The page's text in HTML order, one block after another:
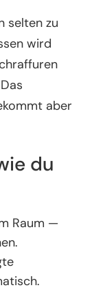
selten zu
wird
aber
du
Raum —